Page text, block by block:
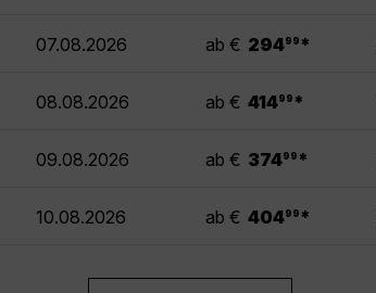
07.08.2026 ab € 29499 *
08.08.2026 ab € 41499 *
09.08.2026 ab € 37499 *
10.08.2026 ab € 40499 *